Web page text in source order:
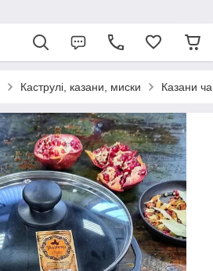
Каструлі, казани, миски Казани